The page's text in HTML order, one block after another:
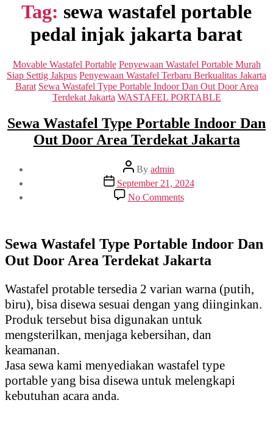
Tag: sewa wastafel portable
pedal injak jakarta barat
Categories
Movable Wastafel Portable Penyewaan Wastafel Portable Murah
Siap Settig Jakpus Penyewaan Wastafel Terbaru Berkualitas Jakarta
Barat Sewa Wastafel Type Portable Indoor Dan Out Door Area
Terdekat Jakarta WASTAFEL PORTABLE
Sewa Wastafel Type Portable Indoor Dan
Out Door Area Terdekat Jakarta
Post
author
By admin
Post
date
September 21, 2024
No Commentson
Sewa
Portable
Indoor
Dan
Area
Terdekat
Jakarta
Sewa Wastafel Type Portable Indoor Dan
Out Door Area Terdekat Jakarta
Wastafel protable tersedia 2 varian warna (putih,
biru), bisa disewa sesuai dengan yang diinginkan.
Produk tersebut bisa digunakan untuk
mengsterilkan, menjaga kebersihan, dan
keamanan.
Jasa sewa kami menyediakan wastafel type
portable yang bisa disewa untuk melengkapi
kebutuhan acara anda.